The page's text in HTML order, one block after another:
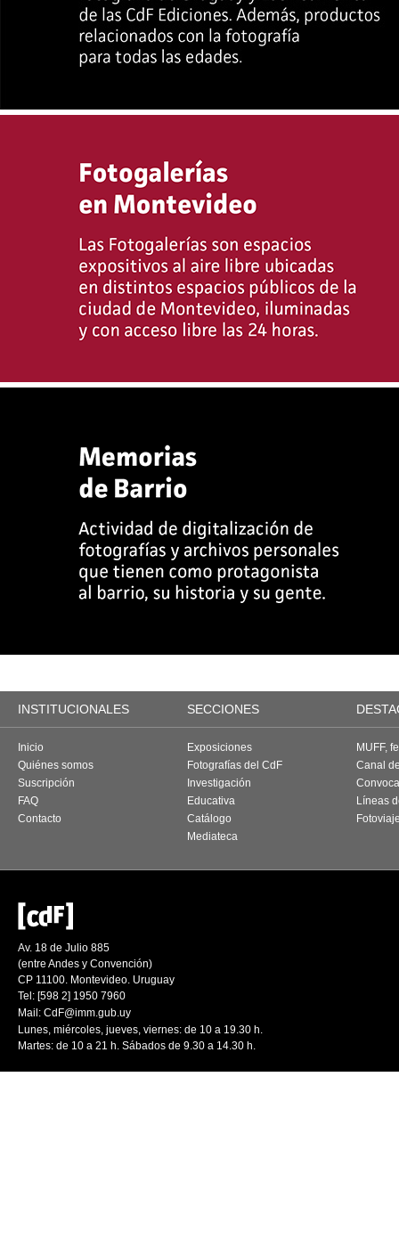
INSTITUCIONALES SECCIONES
Inicio
Quiénes somos
Suscripción
FAQ
Contacto
Exposiciones
Fotografías del CdF
Investigación
Educativa
Catálogo
Mediateca
MUFF,
Canal
Líneas
Av. 18 de Julio 885
(entre Andes y Convención)
CP 11100. Montevideo. Uruguay
Tel: [598 2] 1950 7960
Mail: CdF@imm.gub.uy
Lunes, miércoles, jueves, viernes: de 10 a 19.30 h.
Martes: de 10 a 21 h. Sábados de 9.30 a 14.30 h.